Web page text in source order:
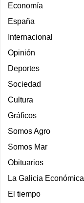
Economía
España
Internacional
Opinión
Deportes
Sociedad
Cultura
Gráficos
Somos Agro
Somos Mar
Obituarios
La Galicia Económica
El tiempo